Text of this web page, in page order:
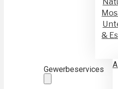
&
Gewerbeservices